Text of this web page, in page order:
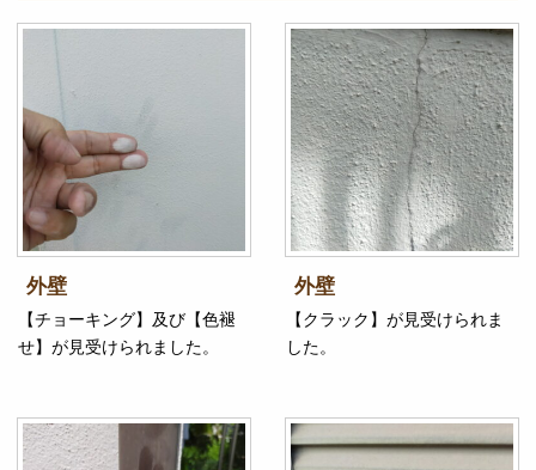
外壁
【チョーキング】及び【色褪
せ】が見受けられました。
外壁
【クラック】が見受けられま
した。